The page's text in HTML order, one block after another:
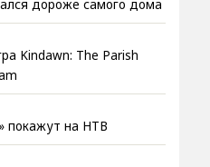
дороже самого дома
Kindawn: The Parish
покажут на НТВ